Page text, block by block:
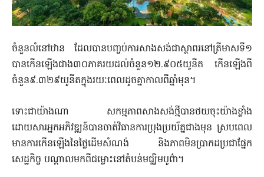
ចំនួនលំនៅឋាន ដែលបានបញ្ចប់ការសាងសង់ជាស្ថាពរនៅត្រីមាសទី១
បានកើនឡើងជាង៣០ភាគរយដល់ចំនួន១២.៩០៥យូនីត កើនឡើងពី
ចំនួន៩.៣២៩យូនីតក្នុងរយៈពេលដូចគ្នាកាលពីឆ្នាំមុន។
ទោះជាយ៉ាងណា សកម្មភាពសាងសង់ថ្មីបានថយចុះយ៉ាងខ្លាំង
ដោយសារអ្នកអភិវឌ្ឍន៍បានចាត់វិធានការប្រុងប្រយ័ត្នជាងមុន ស្របពេល
មានការកើនឡើងនៃថ្លៃដើមសំណង់ និងភាពមិនប្រាកដប្រជាផ្នែក
សេដ្ឋកិច្ច បណ្តាលមកពីជម្លោះនៅតំបន់មជ្ឈិមបូព៌ា។